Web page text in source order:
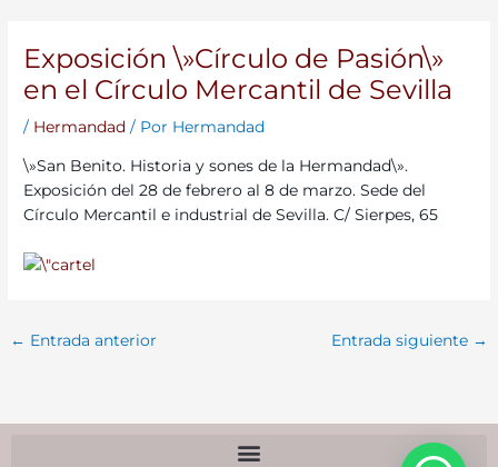
Exposición \»Círculo de Pasión\»
en el Círculo Mercantil de Sevilla
/ Hermandad / Por Hermandad
\»San Benito. Historia y sones de la Hermandad\».
Exposición del 28 de febrero al 8 de marzo. Sede del
Círculo Mercantil e industrial de Sevilla. C/ Sierpes, 65
← Entrada anterior Entrada siguiente →